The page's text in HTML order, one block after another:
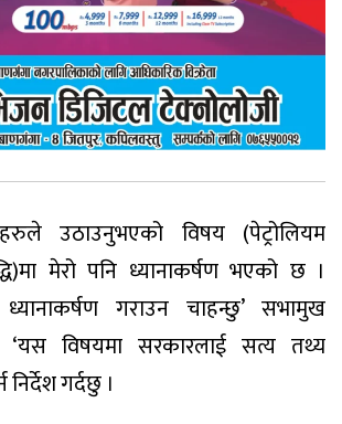
उठाउनुभएको विषय (पेट्रोलियम
मेरो पनि ध्यानाकर्षण भएको छ ।
गराउन चाहन्छु’ सभामुख
विषयमा सरकारलाई सत्य तथ्य
गर्दछु ।